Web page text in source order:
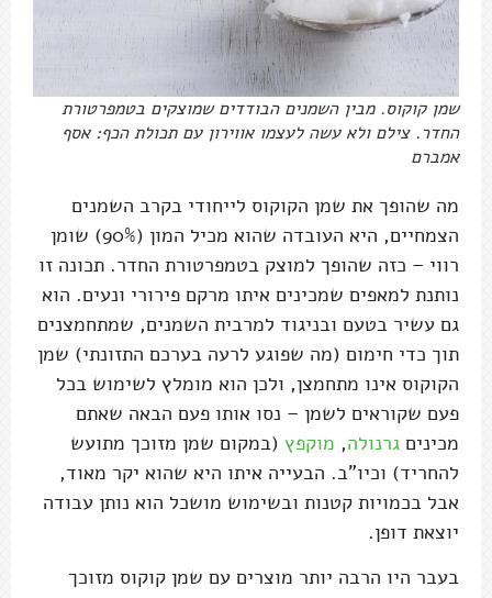
שמן קוקוס. מבין השמנים הבודדים שמוצקים בטמפרטורת
החדר. צילם ולא עשה לעצמו אווירון עם תכולת הכף: אסף
אמברם
מה שהופך את שמן הקוקוס לייחודי בקרב השמנים
הצמחיים, היא העובדה שהוא מכיל המון (90%) שומן
רווי – כזה שהופך למוצק בטמפרטורת החדר. תכונה זו
נותנת למאפים שמכינים איתו מרקם פירורי ונעים. הוא
גם עשיר בטעם ובניגוד למרבית השמנים, שמתחמצנים
תוך כדי חימום (מה שפוגע לרעה בערכם התזונתי) שמן
הקוקוס אינו מתחמצן, ולכן הוא מומלץ לשימוש בכל
פעם שקוראים לשמן – נסו אותו פעם הבאה שאתם
מכינים גרנולה, מוקפץ (במקום שמן מזוכך מתועש
להחריד) וכיו"ב. הבעייה איתו היא שהוא יקר מאוד,
אבל בכמויות קטנות ובשימוש מושכל הוא נותן עבודה
יוצאת דופן.
בעבר היו הרבה יותר מוצרים עם שמן קוקוס מזוכך